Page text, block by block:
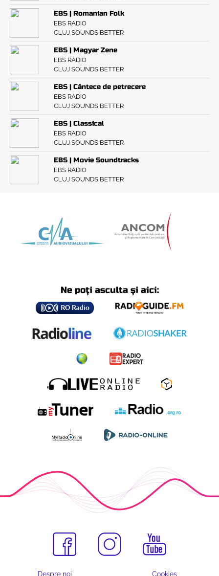
EBS | Romanian Folk
EBS RADIO
CLUJ SOUNDS BETTER
EBS | Magyar Zene
EBS RADIO
CLUJ SOUNDS BETTER
EBS | Cântece de petrecere
EBS RADIO
CLUJ SOUNDS BETTER
EBS | Classical
EBS RADIO
CLUJ SOUNDS BETTER
EBS | Movie Soundtracks
EBS RADIO
CLUJ SOUNDS BETTER
Ne poți asculta și aici:
Despre noi Cookies